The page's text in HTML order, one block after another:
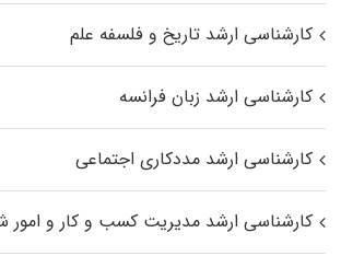
کارشناسی ارشد تاریخ و فلسفه علم
کارشناسی ارشد زبان فرانسه
کارشناسی ارشد مددکاری اجتماعی
کارشناسی ارشد مدیریت کسب و کار و امور